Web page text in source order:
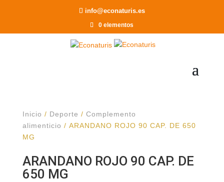
info@econaturis.es
0 elementos
Inicio / Deporte / Complemento
alimenticio / ARANDANO ROJO 90 CAP. DE 650
MG
ARANDANO ROJO 90 CAP. DE
650 MG